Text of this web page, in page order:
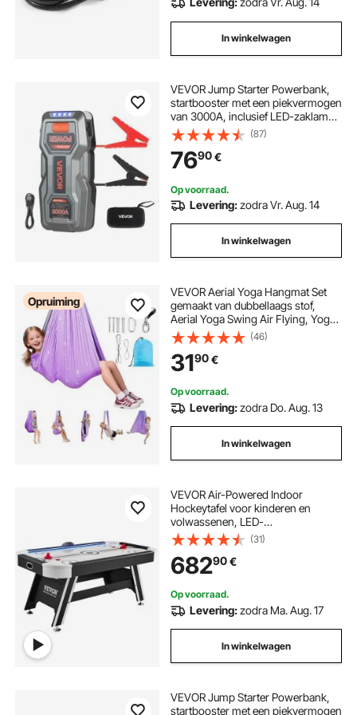
In winkelwagen
VEVOR Jump Starter Powerbank,
startbooster met een piekvermogen
van 3000A, inclusief LED-zaklamp
en kabel, geschikt voor motoren tot
9 liter benzine/7 liter diesel.
Draagbare booster met snelladen
en veiligheidsbescherming voor
noodgevallen.
(87)
7690€
Op voorraad.
Levering:zodra Vr. Aug. 14
In winkelwagen
Opruiming
VEVOR Aerial Yoga Hangmat Set
gemaakt van dubbellaags stof,
Aerial Yoga Swing Air Flying, Yoga
Swing met 360° draaibare
ophanging & O-Sling & 136,07 kg
max. draagvermogen,
plafondschommels roze+blauw
(46)
3190€
Op voorraad.
Levering:zodra Do. Aug. 13
In winkelwagen
VEVOR Air-Powered Indoor
Hockeytafel voor kinderen en
volwassenen, LED-
sporthockeyspel met 2 pucks, 2
sliders en elektronisch
scoresysteem, arcade-gameset
voor de gamekamer
(31)
68290€
Op voorraad.
Levering:zodra Ma. Aug. 17
In winkelwagen
VEVOR Jump Starter Powerbank,
startbooster met een piekvermogen